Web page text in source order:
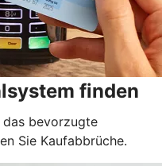
finden
das bevorzugte
Sie Kaufabbrüche.